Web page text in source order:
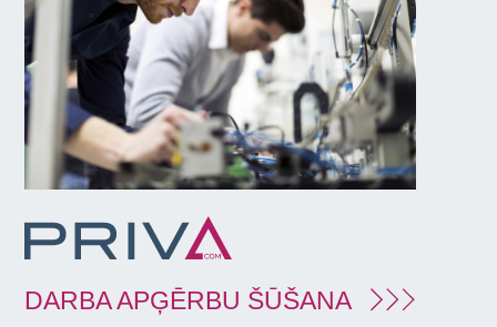
DARBA APĢĒRBU ŠŪŠANA